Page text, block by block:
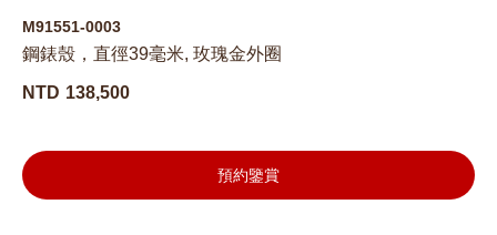
M91551-0003
鋼錶殼，直徑39毫米, 玫瑰金外圈
NTD 138,500
預約鑒賞